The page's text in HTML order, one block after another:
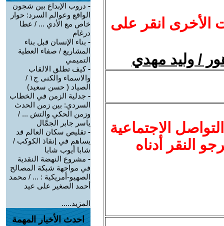
الأخرى انقر على
/ وليد مهدي
الاجتماعية
النقر أدناه
- دروب الإبداع بين شجون
الواقع وعوالم السرد: حوار
خاص مع الأدي ... / عطا
درغام
- بناء الإنسان قبل بناء
المشاريع / صفاء العطية
التميمي
-كيف تطلق الالقاب
والاسماء والكنى ج١ /
الصياد ‏( حسن سعيد‏)
- جدلية الزمن في الخطاب
السردي: بين زمن الحدث
وزمن الحكي والتش ... /
ياسر جابر الجمَّال
- تقليص سكان العالم قد
يساهم في إنقاذ الكوكب /
شابا أيوب شابا
- مشروع النهضة النقدية
في مواجهة شبكة المصالح
الصهيو-أمريكية : ... / محمد
أحمد الصغير على عيد
المزيد.....
احدث الأخبار المهمة